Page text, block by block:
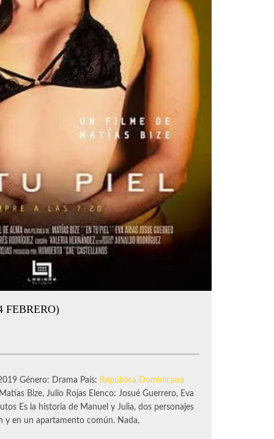
FEBRERO)
Género: Drama País: República Dominicana
Bize, Julio Rojas Elenco: Josué Guerrero, Eva
Es la historia de Manuel y Julia, dos personajes
y en un apartamento común. Nada,